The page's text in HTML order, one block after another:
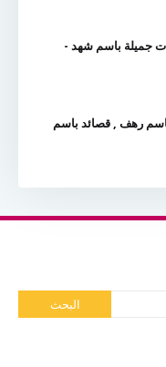
جميلة باسم شهد -
رهف , قصائد باسم